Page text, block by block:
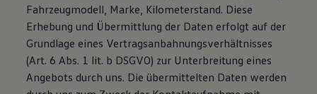
Fahrzeugmodell, Marke, Kilometerstand. Diese
Erhebung und Übermittlung der Daten erfolgt auf der
Grundlage eines Vertragsanbahnungsverhältnisses
(Art. 6 Abs. 1 lit. b DSGVO) zur Unterbreitung eines
Angebots durch uns. Die übermittelten Daten werden